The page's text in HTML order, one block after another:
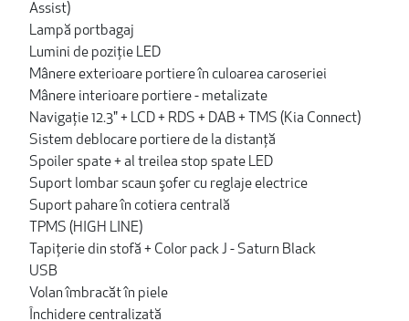
Assist)
Lampă portbagaj
Lumini de poziţie LED
Mânere exterioare portiere în culoarea caroseriei
Mânere interioare portiere - metalizate
Navigație 12.3" + LCD + RDS + DAB + TMS (Kia Connect)
Sistem deblocare portiere de la distanţă
Spoiler spate + al treilea stop spate LED
Suport lombar scaun şofer cu reglaje electrice
Suport pahare în cotiera centrală
TPMS (HIGH LINE)
Tapiţerie din stofă + Color pack J - Saturn Black
USB
Volan îmbracăt în piele
Închidere centralizată